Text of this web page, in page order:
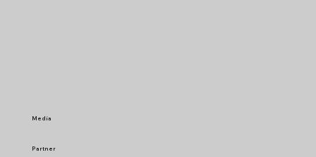
Media
Partner